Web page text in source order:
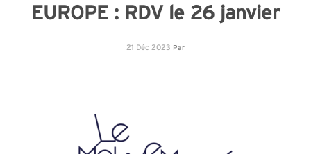
EUROPE : RDV le 26 janvier
21 Déc 2023 Par